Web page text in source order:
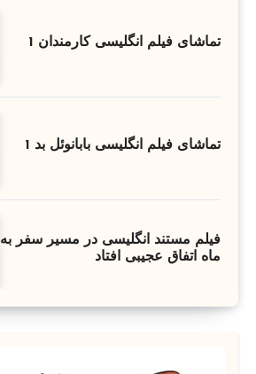
تماشای فیلم انگلیسی کارمندان 1
تماشای فیلم انگلیسی بابانوئل بد 1
فیلم مستند انگلیسی در مسیر سفر به
ماه اتفاق عجیبی افتاد